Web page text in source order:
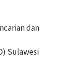
dan
Sulawesi